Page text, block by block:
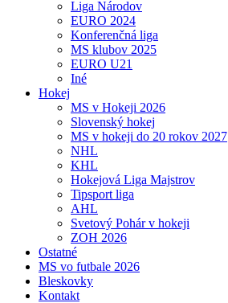
Liga Národov
EURO 2024
Konferenčná liga
MS klubov 2025
EURO U21
Iné
Hokej
MS v Hokeji 2026
Slovenský hokej
MS v hokeji do 20 rokov 2027
NHL
KHL
Hokejová Liga Majstrov
Tipsport liga
AHL
Svetový Pohár v hokeji
ZOH 2026
Ostatné
MS vo futbale 2026
Bleskovky
Kontakt